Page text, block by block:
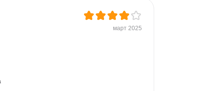
март 2025